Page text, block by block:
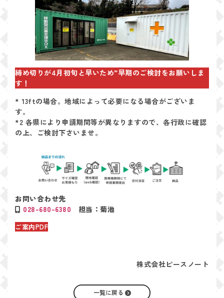
締め切りが4月初旬と早いため”早期のご検討をお願いしま
す！
* 13ftの場合。地域によって必要になる場合がございま
す。
*2 各県により申請期間等が異なりますので、各行政に確認
の上、ご検討下さいませ。
お問い合わせ先
028-680-6380 担当：菊池
ご案内PDF
株式会社ピースノート
一覧に戻る